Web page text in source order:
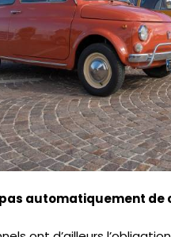
automatiquement